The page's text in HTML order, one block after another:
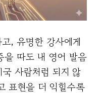
, 유명한 강사에게
을 따도 내 영어 발음
사람처럼 되지 않
표현을 더 익힐수록